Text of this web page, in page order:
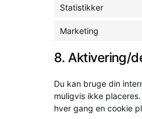
Statistikker
Marketing
8. Aktivering/
Du kan bruge din
muligvis ikke
hver gang en cookie